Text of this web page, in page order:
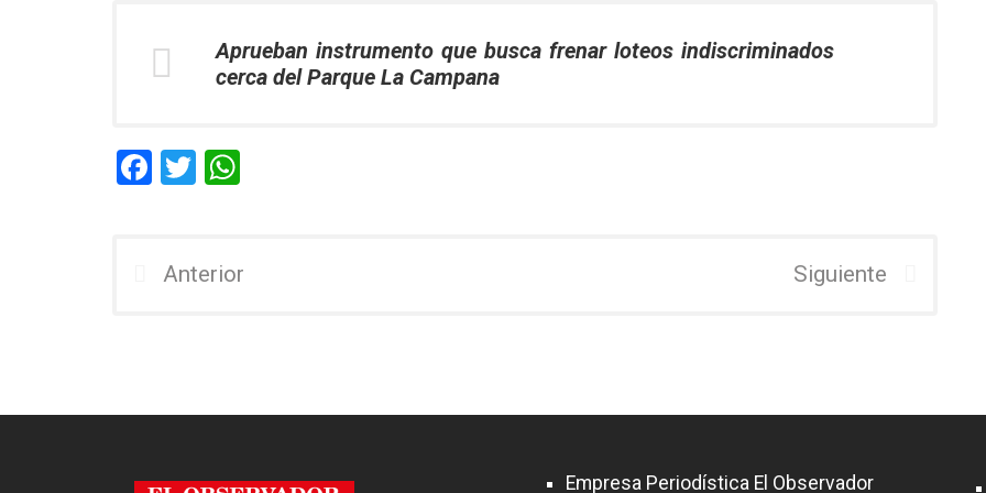
Aprueban instrumento que busca frenar loteos indiscriminados
cerca del Parque La Campana
F
b
T
er s
Anterior Siguiente
Empresa Periodística El Observador